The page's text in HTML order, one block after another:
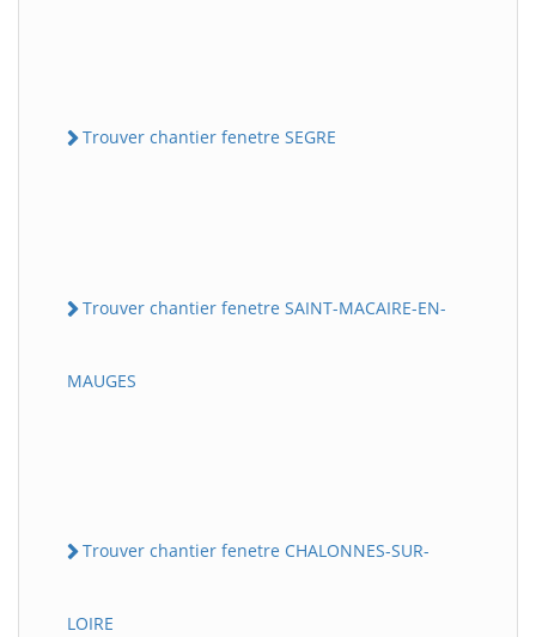
Trouver chantier fenetre SEGRE
Trouver chantier fenetre SAINT-MACAIRE-EN-
MAUGES
Trouver chantier fenetre CHALONNES-SUR-
LOIRE